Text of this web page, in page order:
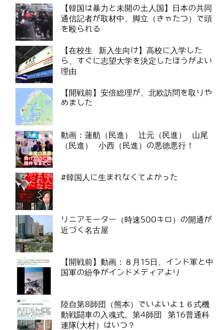
【韓国は暴力と未開の土人国】日本の共同
通信記者が取材中、脚立（きゃたつ）で頭
を殴られる
【在校生 新入生向け】高校に入学した
ら、すぐに志望大学を決定したほうがよい
理由
【開戦前】安倍総理が、北欧訪問を取りや
めました
動画：蓮舫（民進） 辻元（民進） 山尾
（民進） 小西（民進）の悪徳悪行！
#韓国人に生まれなくてよかった
リニアモーター（時速500キロ）の開通が
近づく名古屋
【開戦前】動画：８月15日、インド軍と中
国軍の紛争がインドメディアより
陸自第8師団（熊本）でいよいよ１６式機
動戦闘車の入魂式。第4師団 第16普通科
連隊(大村）はいつ？